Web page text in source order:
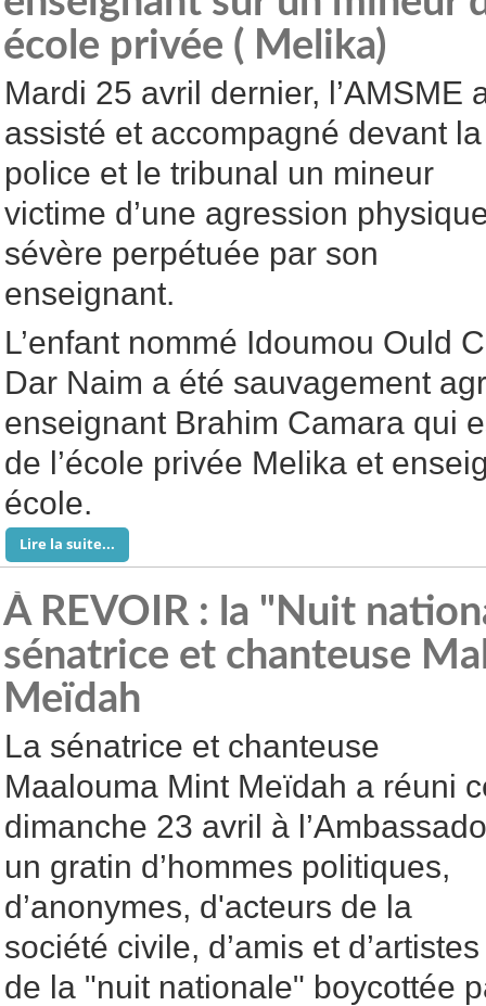
école privée ( Melika)
Mardi 25 avril dernier, l’AMSME
assisté et accompagné devant la
police et le tribunal un mineur
victime d’une agression
sévère perpétuée par son
enseignant.
L’enfant nommé Idoumou Ould
Dar Naim a été sauvagement
enseignant Brahim Camara qui
de l’école privée Melika et
école.
Lire la suite...
À REVOIR : la "Nuit
sénatrice et chanteuse
Meïdah
La sénatrice et chanteuse
Maalouma Mint Meïdah a réuni
dimanche 23 avril à
un gratin d’hommes politiques,
d’anonymes, d'acteurs de la
société civile, d’amis et
de la "nuit nationale" boycottée